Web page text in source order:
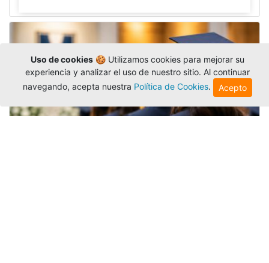
Uso de cookies🍪 Utilizamos cookies para mejorar su
experiencia y analizar el uso de nuestro sitio. Al continuar
navegando, acepta nuestra Política de Cookies. Acepto